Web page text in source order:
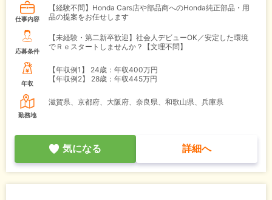
仕事内容
【経験不問】Honda Cars店や部品商へのHonda純正部品・用
品の提案をお任せします
応募条件
【未経験・第二新卒歓迎】社会人デビューOK／安定した環境
でＲｅスタートしませんか？【文理不問】
年収
【年収例1】
24歳：年収400万円
【年収例2】
28歳：年収445万円
勤務地
滋賀県、京都府、大阪府、奈良県、和歌山県、兵庫県
気になる 詳細へ